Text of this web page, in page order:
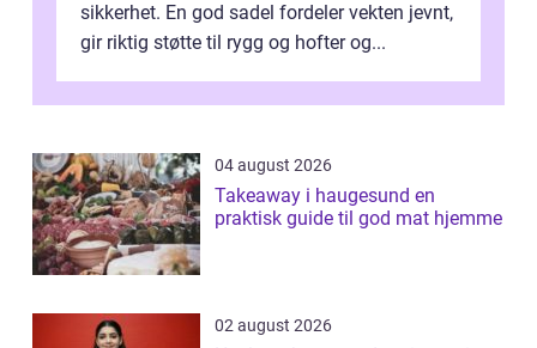
sikkerhet. En god sadel fordeler vekten jevnt,
gir riktig støtte til rygg og hofter og...
04 august 2026
Takeaway i haugesund en
praktisk guide til god mat hjemme
02 august 2026